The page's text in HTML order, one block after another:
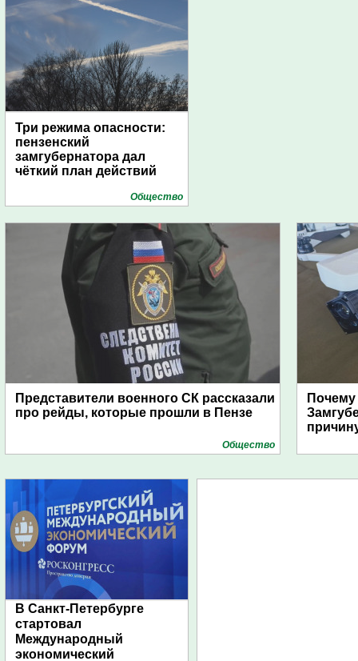
Три режима опасности:
пензенский
замгубернатора дал
чёткий план действий
Общество
Представители военного СК рассказали
про рейды, которые прошли в Пензе
Общество
В Санкт-Петербурге
стартовал
Международный
экономический